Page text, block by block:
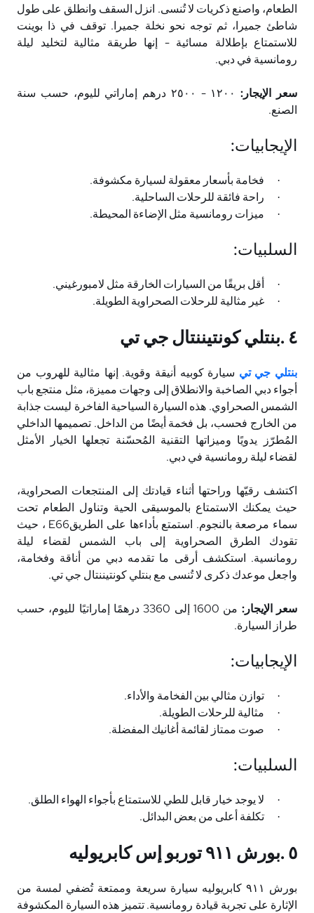
الطعام، واصنع ذكريات لا تُنسى. انزل السقف وانطلق على طول
شاطئ جميرا، ثم توجه نحو نخلة جميرا. توقف في ذا بوينت
للاستمتاع بإطلالة مسائية - إنها طريقة مثالية لتخليد ليلة
رومانسية في دبي.
سعر الإيجار:
١٢٠٠ - ٢٥٠٠ درهم إماراتي لليوم، حسب سنة
الصنع.
الإيجابيات:
· فخامة بأسعار معقولة لسيارة مكشوفة.
· راحة فائقة للرحلات الساحلية.
· ميزات رومانسية مثل الإضاءة المحيطة.
السلبيات:
· أقل بريقًا من السيارات الخارقة مثل لامبورغيني.
· غير مثالية للرحلات الصحراوية الطويلة.
٤ .بنتلي كونتيننتال جي تي
بنتلي جي تي سيارة كوبيه أنيقة وقوية. إنها مثالية للهروب من
أجواء دبي الصاخبة والانطلاق إلى وجهات مميزة، مثل منتجع باب
الشمس الصحراوي. هذه السيارة السياحية الفاخرة ليست جذابة
من الخارج فحسب، بل فخمة أيضًا من الداخل. تصميمها الداخلي
المُطرّز يدويًا وميزاتها التقنية المُحسّنة تجعلها الخيار الأمثل
لقضاء ليلة رومانسية في دبي.
اكتشف رقيّها وراحتها أثناء قيادتك إلى المنتجعات الصحراوية،
حيث يمكنك الاستمتاع بالموسيقى الحية وتناول الطعام تحت
سماء مرصعة بالنجوم. استمتع بأداءها على الطريقE66 ، حيث
تقودك الطرق الصحراوية إلى باب الشمس لقضاء ليلة
رومانسية. استكشف أرقى ما تقدمه دبي من أناقة وفخامة،
واجعل موعدك ذكرى لا تُنسى مع بنتلي كونتيننتال جي تي.
سعر الإيجار:
من 1600 إلى 3360 درهمًا إماراتيًا لليوم، حسب
طراز السيارة.
الإيجابيات:
· توازن مثالي بين الفخامة والأداء.
· مثالية للرحلات الطويلة.
· صوت ممتاز لقائمة أغانيك المفضلة.
السلبيات:
· لا يوجد خيار قابل للطي للاستمتاع بأجواء الهواء الطلق.
· تكلفة أعلى من بعض البدائل.
٥ .بورش ٩١١ توربو إس كابريوليه
بورش ٩١١ كابريوليه سيارة سريعة وممتعة تُضفي لمسة من
الإثارة على تجربة قيادة رومانسية. تتميز هذه السيارة المكشوفة